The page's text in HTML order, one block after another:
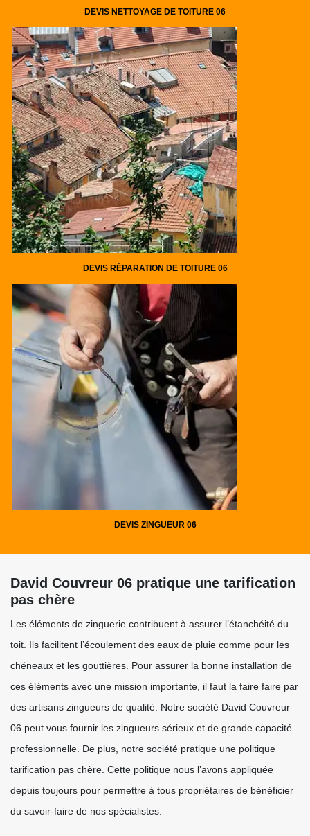
DEVIS NETTOYAGE DE TOITURE 06
DEVIS RÉPARATION DE TOITURE 06
DEVIS ZINGUEUR 06
David Couvreur 06 pratique une tarification
pas chère
Les éléments de zinguerie contribuent à assurer l’étanchéité du
toit. Ils facilitent l’écoulement des eaux de pluie comme pour les
chéneaux et les gouttières. Pour assurer la bonne installation de
ces éléments avec une mission importante, il faut la faire faire par
des artisans zingueurs de qualité. Notre société David Couvreur
06 peut vous fournir les zingueurs sérieux et de grande capacité
professionnelle. De plus, notre société pratique une politique
tarification pas chère. Cette politique nous l’avons appliquée
depuis toujours pour permettre à tous propriétaires de bénéficier
du savoir-faire de nos spécialistes.